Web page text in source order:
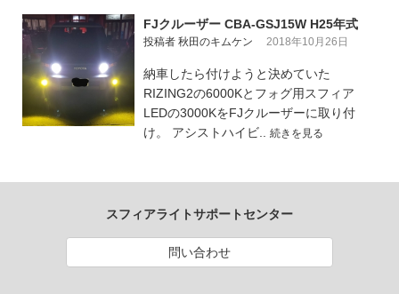
FJクルーザー CBA-GSJ15W H25年式
投稿者 秋田のキムケン 2018年10月26日
納車したら付けようと決めていた
RIZING2の6000Kとフォグ用スフィア
LEDの3000KをFJクルーザーに取り付
け。 アシストハイビ.. 続きを見る
スフィアライトサポートセンター
問い合わせ